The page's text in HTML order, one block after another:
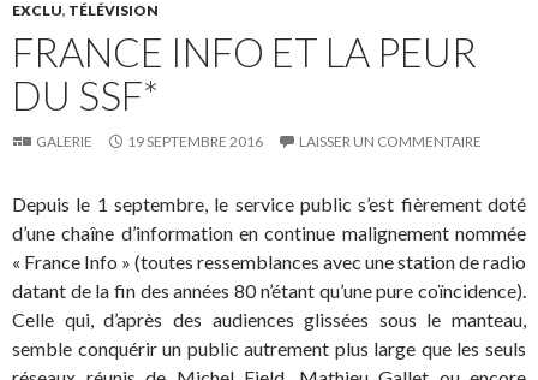
EXCLU, TÉLÉVISION
FRANCE INFO ET LA PEUR
DU SSF*
GALERIE 19 SEPTEMBRE 2016 LAISSER UN COMMENTAIRE
Depuis le 1 septembre, le service public s’est fièrement doté
d’une chaîne d’information en continue malignement nommée
« France Info » (toutes ressemblances avec une station de radio
datant de la fin des années 80 n’étant qu’une pure coïncidence).
Celle qui, d’après des audiences glissées sous le manteau,
semble conquérir un public autrement plus large que les seuls